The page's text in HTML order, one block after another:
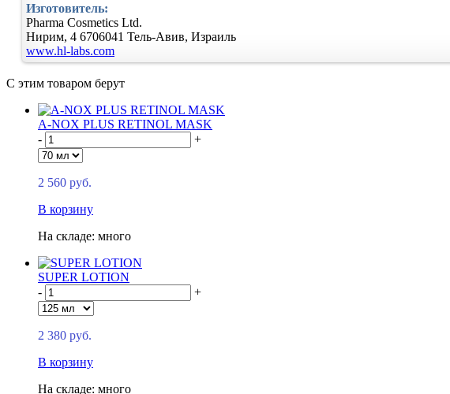
Изготовитель:
Pharma Cosmetics Ltd.
Нирим, 4 6706041 Тель-Авив, Израиль
www.hl-labs.com
С этим товаром берут
A-NOX PLUS RETINOL MASK
-
+
2 560 руб.
В корзину
На складе: много
SUPER LOTION
-
+
2 380 руб.
В корзину
На складе: много